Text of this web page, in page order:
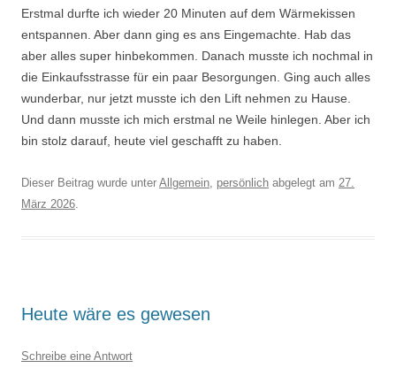
Erstmal durfte ich wieder 20 Minuten auf dem Wärmekissen
entspannen. Aber dann ging es ans Eingemachte. Hab das
aber alles super hinbekommen. Danach musste ich nochmal in
die Einkaufsstrasse für ein paar Besorgungen. Ging auch alles
wunderbar, nur jetzt musste ich den Lift nehmen zu Hause.
Und dann musste ich mich erstmal ne Weile hinlegen. Aber ich
bin stolz darauf, heute viel geschafft zu haben.
Dieser Beitrag wurde unter Allgemein, persönlich abgelegt am 27.
März 2026.
Heute wäre es gewesen
Schreibe eine Antwort